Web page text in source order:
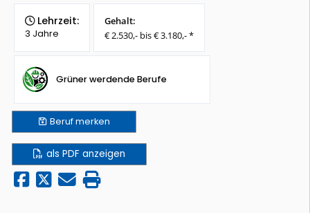
Lehrzeit:
3 Jahre
Gehalt:
€ 2.530,- bis € 3.180,- *
Grüner werdende Berufe
Berufmerken
als PDF anzeigen